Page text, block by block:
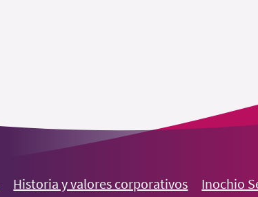
Historia y valores corporativos
Inochio